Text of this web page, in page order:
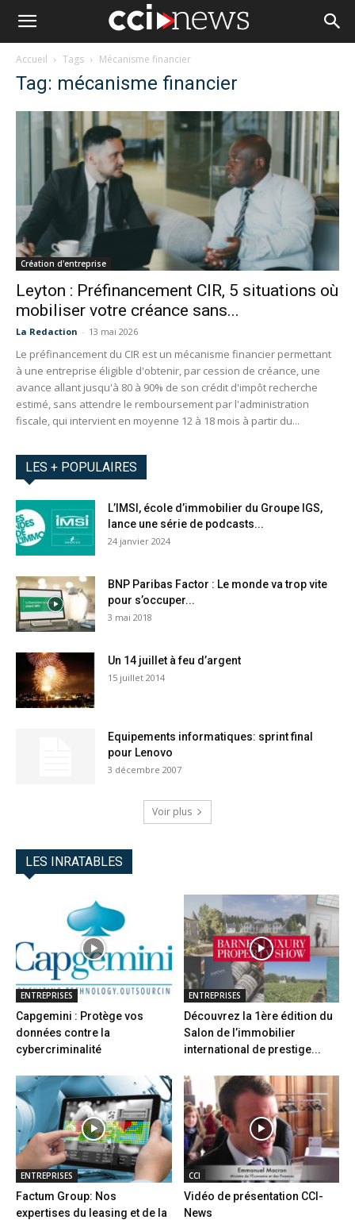
Accueil Tags Mécanisme financier
Tag: mécanisme financier
Création d'entreprise
Leyton : Préfinancement CIR, 5 situations où
mobiliser votre créance sans...
La Redaction - 13 mai 2026
Le préfinancement du CIR est un mécanisme financier permettant
à une entreprise éligible d'obtenir, par cession de créance, une
avance allant jusqu'à 80 à 90% de son crédit d'impôt recherche
estimé, sans attendre le remboursement par l'administration
fiscale, qui intervient en moyenne 12 à 18 mois à partir du...
LES + POPULAIRES
L’IMSI, école d’immobilier du Groupe IGS,
lance une série de podcasts...
24 janvier 2024
BNP Paribas Factor : Le monde va trop vite
pour s’occuper...
3 mai 2018
Un 14 juillet à feu d’argent
15 juillet 2014
Equipements informatiques: sprint final
pour Lenovo
3 décembre 2007
Voir plus
LES INRATABLES
ENTREPRISES
Capgemini : Protège vos
données contre la
cybercriminalité
ENTREPRISES
Découvrez la 1ère édition du
Salon de l’immobilier
international de prestige...
ENTREPRISES
Factum Group: Nos
expertises du leasing et de la
CCI
Vidéo de présentation CCI-
News